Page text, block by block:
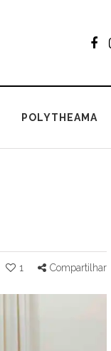
POLYTHEAMA
1 Compartilhar